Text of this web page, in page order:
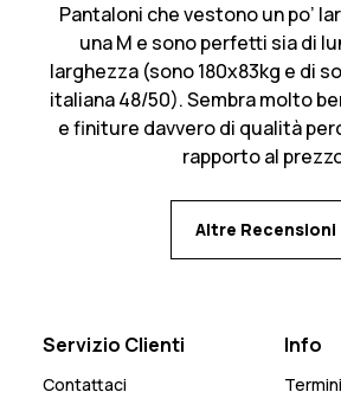
Pantaloni che vestono un po’
una M e sono perfetti sia di
larghezza (sono 180x83kg e di
italiana 48/50). Sembra molto
e finiture davvero di qualità
rapporto al
Altre Recensioni
Servizio Clienti
Contattaci
Info